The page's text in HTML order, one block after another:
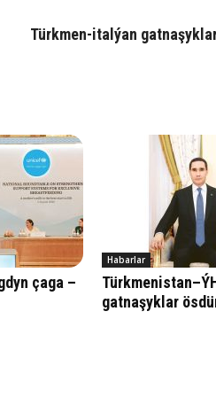
Türk­men-ital­ýan
çaga –
Habarlar
gatnaşyklar